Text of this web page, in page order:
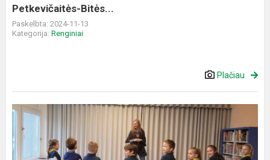
Petkevičaitės-Bitės...
Paskelbta: 2024-11-13
Kategorija: Renginiai
Plačiau
Antrokai
edukacijoje
mokėsi
programavimo